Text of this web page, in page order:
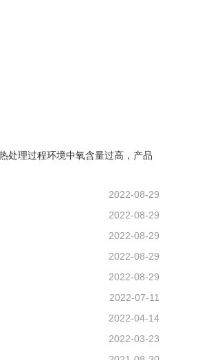
处理过程环境中氧含量过高，产品
2022-08-29
2022-08-29
2022-08-29
2022-08-29
2022-08-29
2022-07-11
2022-04-14
2022-03-23